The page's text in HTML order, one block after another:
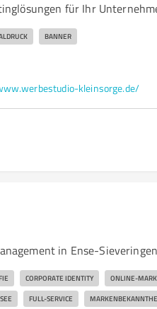
für Ihr
BANNER
kleinsorge.de/
in Ense-Sieveringen
CORPORATE IDENTITY ONLINE-
FULL-SERVICE